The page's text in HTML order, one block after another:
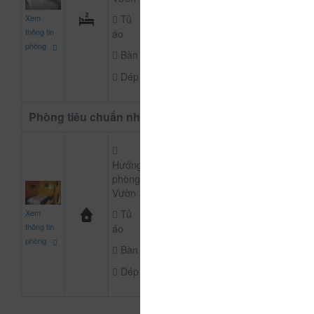
Xem
thông tin
phòng
Tủ
áo
Bàn
Dép
Phòng tiêu chuẩn nhà gỗ
Xem
thông tin
phòng
Hướng
phòng:
Vườn
Tủ
áo
Bàn
Dép